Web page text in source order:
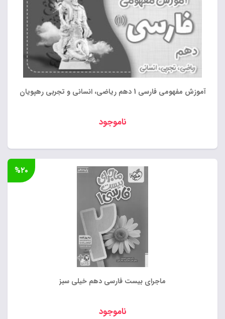
آموزش مفهومی فارسی 1 دهم ریاضی، انسانی و تجربی رهپویان
ناموجود
ماجرای بیست فارسی دهم خیلی سبز
ناموجود
%۲۰